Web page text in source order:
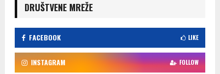
DRUŠTVENE MREŽE
FACEBOOK LIKE
INSTAGRAM FOLLOW